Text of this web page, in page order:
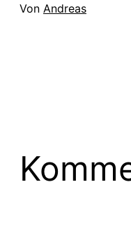
Von Andreas